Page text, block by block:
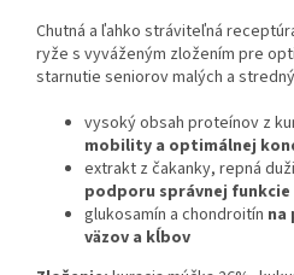
Chutná a ľahko stráviteľná
ryže s vyváženým zložením pre
starnutie seniorov malých a
vysoký obsah proteínov z
mobility a optimálnej
extrakt z čakanky, repná
podporu správnej
glukosamín a chondroitín na
väzov a kĺbov